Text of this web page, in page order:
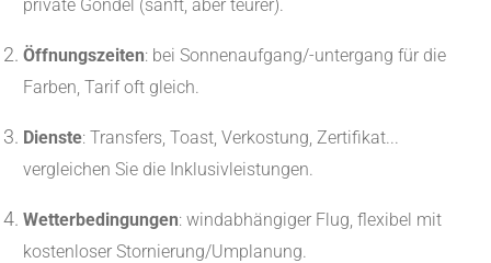
private Gondel (sanft, aber teurer).
Öffnungszeiten: bei Sonnenaufgang/-untergang für die
Farben, Tarif oft gleich.
Dienste: Transfers, Toast, Verkostung, Zertifikat...
vergleichen Sie die Inklusivleistungen.
Wetterbedingungen: windabhängiger Flug, flexibel mit
kostenloser Stornierung/Umplanung.